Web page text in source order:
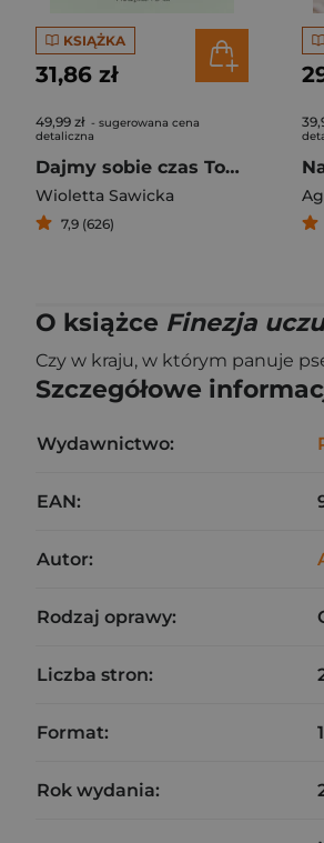
KSIĄŻKA
31,86 zł
49,99 zł - sugerowana cena
detaliczna
Dajmy sobie czas Tom 3
Wioletta Sawicka
7,9 (626)
O książce Finezja
Czy w kraju, w którym panuje
Szczegółowe
Wydawnictwo:
EAN:
Autor:
Rodzaj oprawy:
Liczba stron:
Format:
Rok wydania: